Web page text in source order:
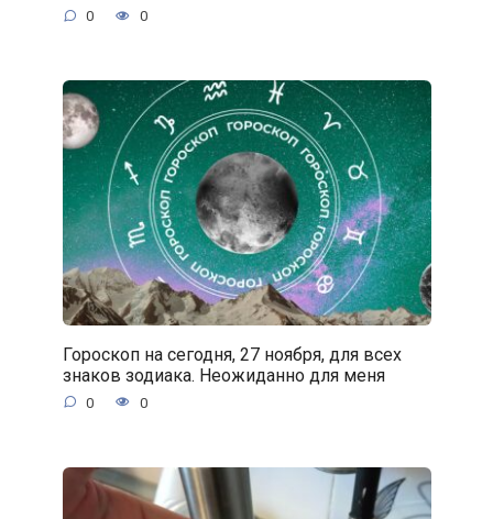
0 0
Гороскоп на сегодня, 27 ноября, для всех
знаков зодиака. Неожиданно для меня
0 0